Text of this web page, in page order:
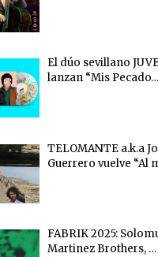
El dúo sevillano
lanzan “Mis Pecado…
TELOMANTE a.k.a
Guerrero vuelve “Al
FABRIK 2025:
Martinez Brothers, …